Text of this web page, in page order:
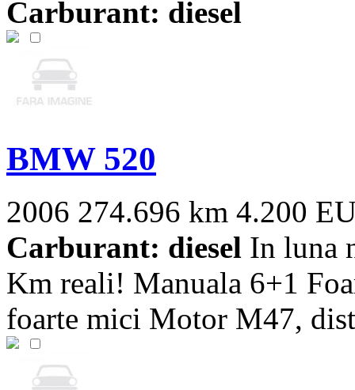
Carburant: diesel
BMW 520
2006 274.696 km 4.200
Carburant: diesel In luna
Km reali! Manuala 6+1
foarte mici Motor M47,